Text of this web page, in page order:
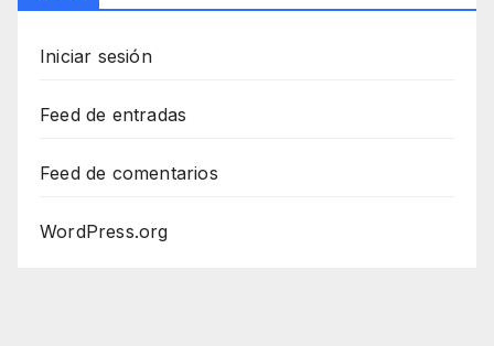
Iniciar sesión
Feed de entradas
Feed de comentarios
WordPress.org